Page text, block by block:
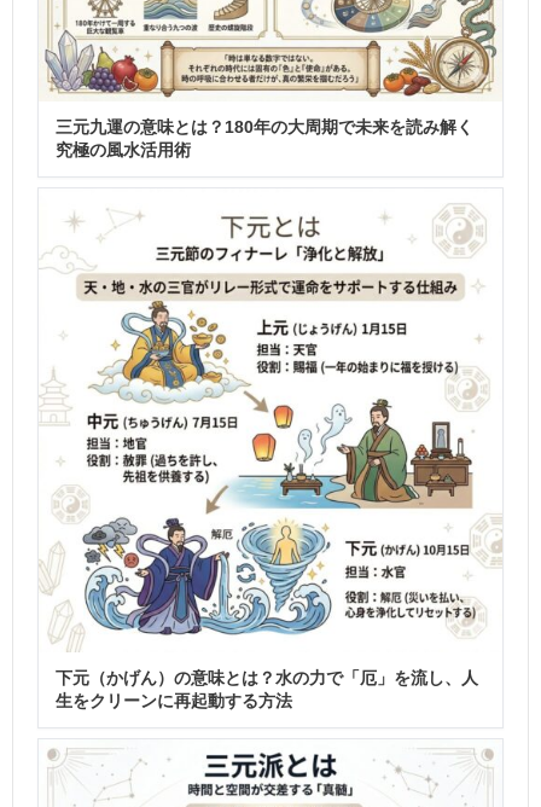
三元九運の意味とは？180年の大周期で未来を読み解く
究極の風水活用術
下元（かげん）の意味とは？水の力で「厄」を流し、人
生をクリーンに再起動する方法